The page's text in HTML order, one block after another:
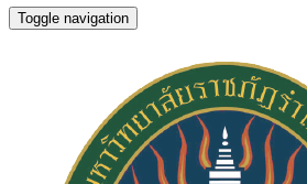
Toggle navigation